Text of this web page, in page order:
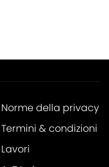
Termini & condizioni
Lavori
A-Z Index